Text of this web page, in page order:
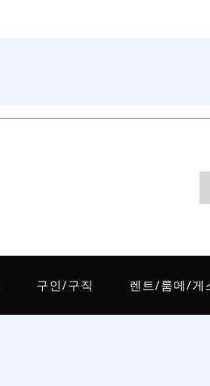
구인/구직 렌트/룸메/게